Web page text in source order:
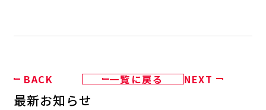
BACK 一覧に戻る NEXT
最新お知らせ